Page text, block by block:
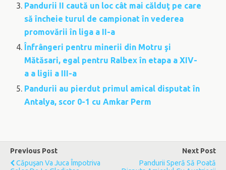
Pandurii II caută un loc cât mai călduţ pe care
să încheie turul de campionat în vederea
promovării în liga a II-a
Înfrângeri pentru minerii din Motru şi
Mătăsari, egal pentru Ralbex în etapa a XIV-
a a ligii a III-a
Pandurii au pierdut primul amical disputat în
Antalya, scor 0-1 cu Amkar Perm
Previous Post
Căpuşan Va Juca Împotriva
Next Post
Pandurii Speră Să Poată